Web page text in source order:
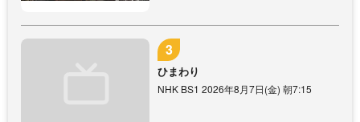
ひまわり
NHK BS1 2026年8月7日(金) 朝7:15